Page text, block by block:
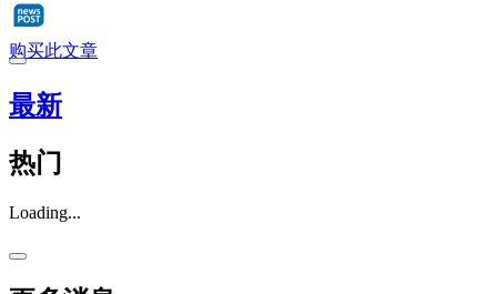
购买此文章
最新
热门
Loading...